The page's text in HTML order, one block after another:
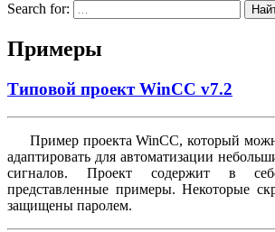
Search for:
Примеры
Типовой проект WinCC v7.2
Пример проекта WinCC, который
адаптировать для автоматизации
сигналов. Проект содержит в
представленные примеры. Некоторые
защищены паролем.